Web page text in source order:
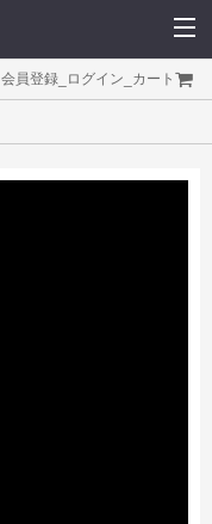
会員登録 ログイン カート